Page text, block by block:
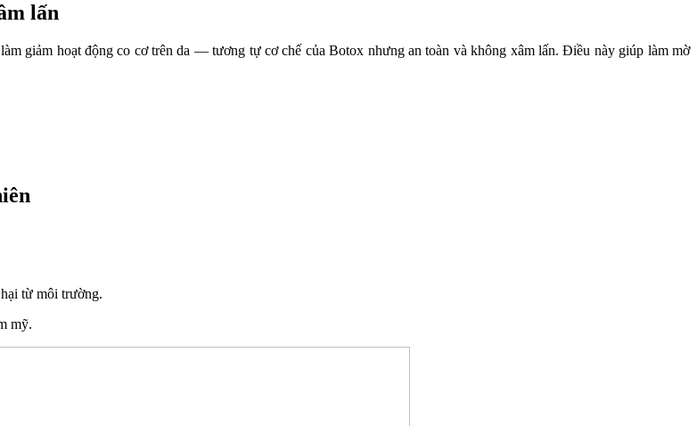
lấn
giảm hoạt động co cơ trên da — tương tự cơ chế của Botox nhưng an toàn và không xâm lấn. Điều này giúp làm mờ
từ môi trường.
mỹ.